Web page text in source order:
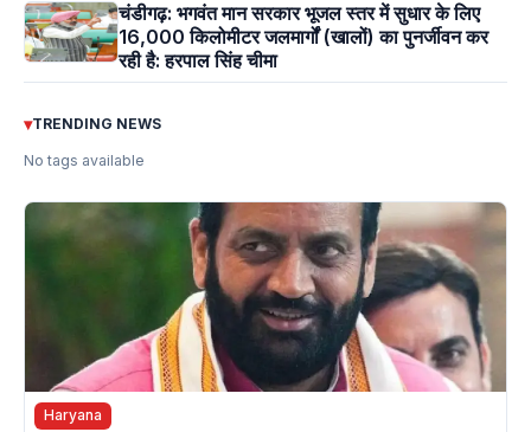
चंडीगढ़: भगवंत मान सरकार भूजल स्तर में सुधार के लिए
16,000 किलोमीटर जलमार्गों (खालों) का पुनर्जीवन कर
रही है: हरपाल सिंह चीमा
▾TRENDING NEWS
No tags available
Haryana